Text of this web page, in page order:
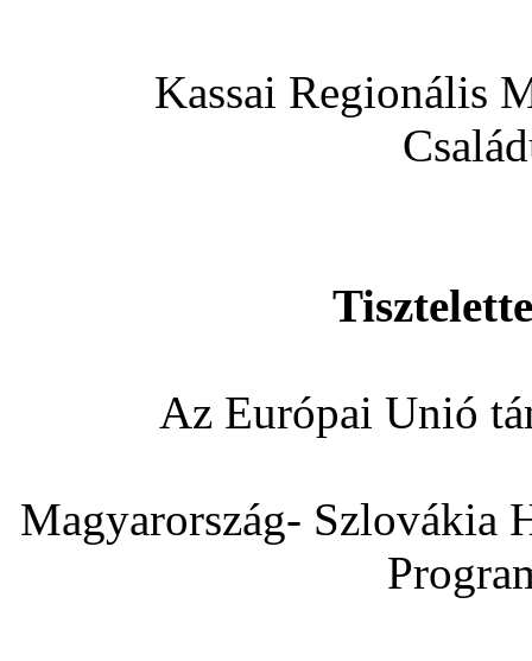
Kassai Regionális
Az Európai Unió
Magyarország- Szlovákia